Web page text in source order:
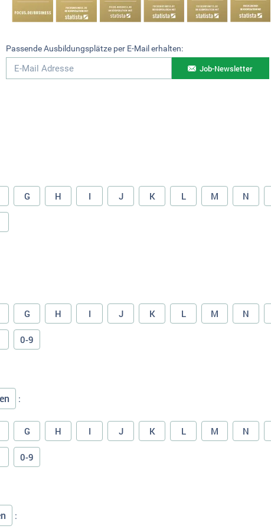
Passende Ausbildungsplätze per E-Mail erhalten:
Job-Newsletter
G H I J K L M N
G H I J K L M N
0-9
:
G H I J K L M N
0-9
: